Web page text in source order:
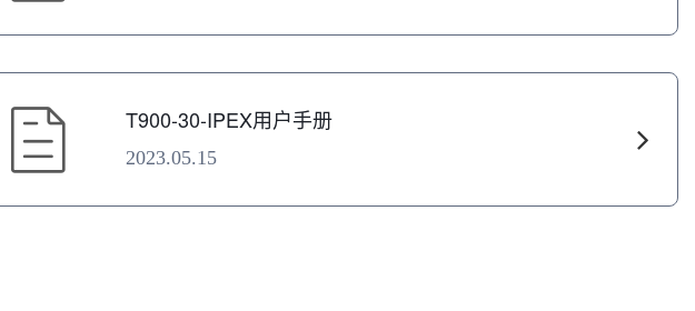
T900-30-IPEX用户手册
2023.05.15